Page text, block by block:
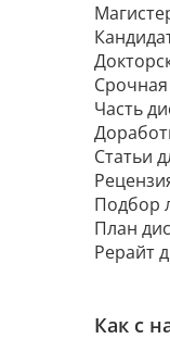
Часть
Статьи
Подбор
План
Рерайт
Как с